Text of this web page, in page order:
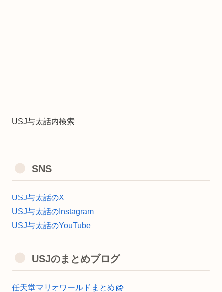
USJ与太話内検索
SNS
USJ与太話のX
USJ与太話のInstagram
USJ与太話のYouTube
USJのまとめブログ
任天堂マリオワールドまとめ